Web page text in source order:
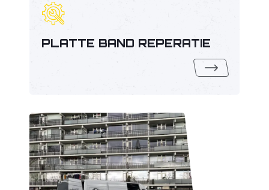
PLATTE BAND REPERATIE